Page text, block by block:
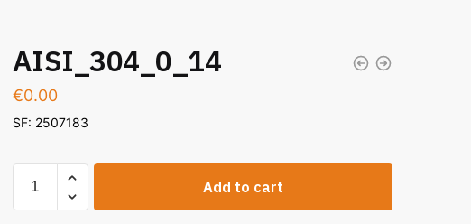
AISI_304_0_14
€0.00
SF: 2507183
Add to cart